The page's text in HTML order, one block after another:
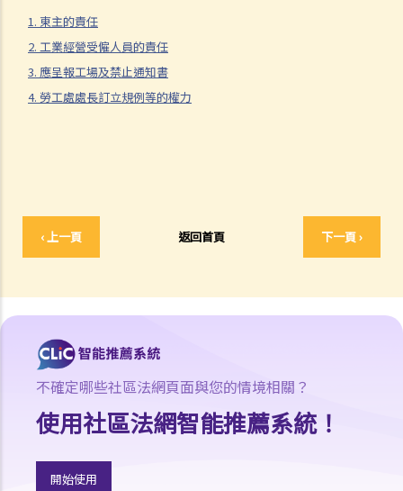
1. 東主的責任
2. 工業經營受僱人員的責任
3. 應呈報工場及禁止通知書
4. 勞工處處長訂立規例等的權力
‹ 上一頁 返回首頁 下一頁 ›
3. 代通知金
6. 暫停僱用
9. 不當地終止合約
我想解僱此職員。我可否不給予他預先通知（或代通知金）而立刻解僱
他？
3. 僱員幾日沒有上班，但沒有給予理由，僱主可否即時解僱？
4. 我將會以其中一個「有效的解僱理由」 解僱我的職員。我是否需要給
5. 假如我（作為一名僱員）現正面對「不合理解僱」或「不合理地更改
6. 假如我被老闆不合理及不合法地解僱，我怎樣保障自己的權利？
不確定哪些社區法網頁面與您的情境相關？
使用社區法網智能推薦系統！
開始使用